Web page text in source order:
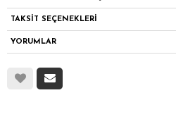
TAKSİT SEÇENEKLERİ
YORUMLAR